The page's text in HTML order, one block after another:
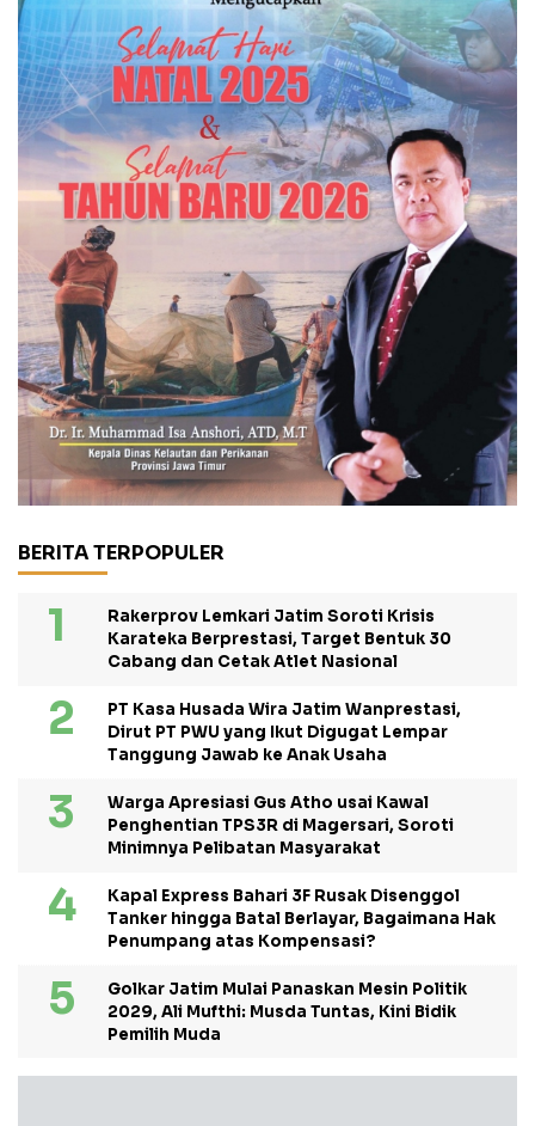
BERITA TERPOPULER
Rakerprov Lemkari Jatim Soroti Krisis
Karateka Berprestasi, Target Bentuk 30
Cabang dan Cetak Atlet Nasional
PT Kasa Husada Wira Jatim Wanprestasi,
Dirut PT PWU yang Ikut Digugat Lempar
Tanggung Jawab ke Anak Usaha
Warga Apresiasi Gus Atho usai Kawal
Penghentian TPS3R di Magersari, Soroti
Minimnya Pelibatan Masyarakat
Kapal Express Bahari 3F Rusak Disenggol
Tanker hingga Batal Berlayar, Bagaimana Hak
Penumpang atas Kompensasi?
Golkar Jatim Mulai Panaskan Mesin Politik
2029, Ali Mufthi: Musda Tuntas, Kini Bidik
Pemilih Muda